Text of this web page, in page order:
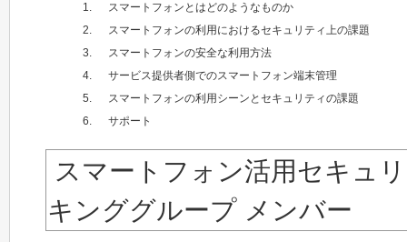
1.
スマートフォンとはどのようなものか
2.
スマートフォンの利用におけるセキュリティ上の課題
3.
スマートフォンの安全な利用方法
4.
サービス提供者側でのスマートフォン端末管理
5.
スマートフォンの利用シーンとセキュリティの課題
6.
サポート
スマートフォン活用セキュ
キンググループ メンバー